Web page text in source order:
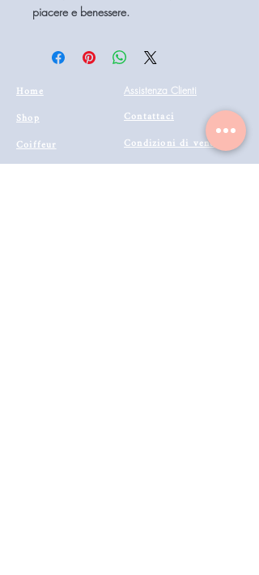
piacere e benessere.
Home
Shop
Coiffeur
Assistenza Clienti
Contattaci
Condizioni di vendita
il mio account